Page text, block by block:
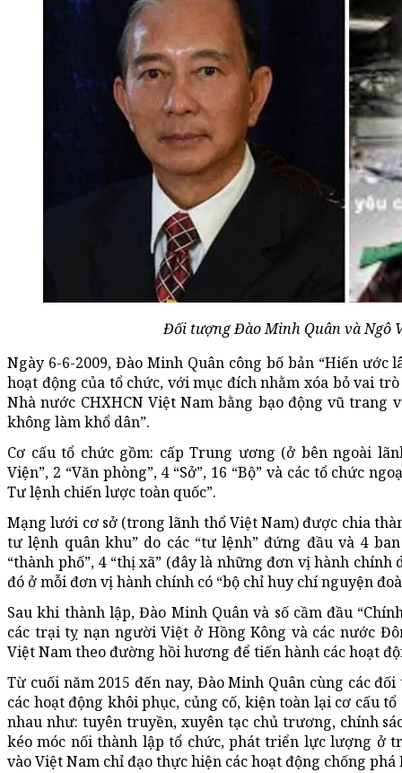
Đối tượng Đào Minh Quân và Ngô
Ngày 6-6-2009, Đào Minh Quân công bố bản “Hiến
hoạt động của tổ chức, với mục đích nhằm xóa bỏ vai
Nhà nước CHXHCN Việt Nam bằng bạo động vũ trang
không làm khổ dân”.
Cơ cấu tổ chức gồm: cấp Trung ương (ở bên ngoài
Viện”, 2 “Văn phòng”, 4 “Sở”, 16 “Bộ” và các tổ chức
Tư lệnh chiến lược toàn quốc”.
Mạng lưới cơ sở (trong lãnh thổ Việt Nam) được chia
tư lệnh quân khu” do các “tư lệnh” đứng đầu và 4
“thành phố”, 4 “thị xã” (đây là những đơn vị hành
đó ở mỗi đơn vị hành chính có “bộ chỉ huy chí nguyện
Sau khi thành lập, Đào Minh Quân và số cầm đầu
các trại tỵ nạn người Việt ở Hồng Kông và các nước
Việt Nam theo đường hồi hương để tiến hành các hoạt
Từ cuối năm 2015 đến nay, Đào Minh Quân cùng các
các hoạt động khôi phục, củng cố, kiện toàn lại cơ cấu
nhau như: tuyên truyền, xuyên tạc chủ trương, chính
kéo móc nối thành lập tổ chức, phát triển lực lượng ở
vào Việt Nam chỉ đạo thực hiện các hoạt động chống